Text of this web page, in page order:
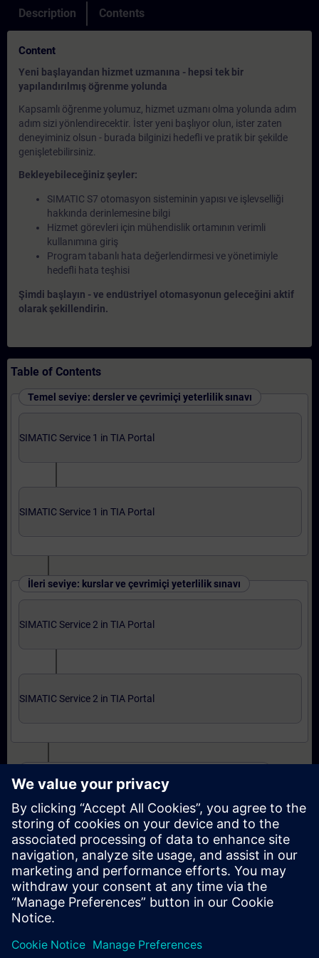
Description Contents
Content
Yeni başlayandan hizmet uzmanına - hepsi tek bir
yapılandırılmış öğrenme yolunda
Kapsamlı öğrenme yolumuz, hizmet uzmanı olma yolunda adım
adım sizi yönlendirecektir. İster yeni başlıyor olun, ister zaten
deneyiminiz olsun - burada bilginizi hedefli ve pratik bir şekilde
genişletebilirsiniz.
Bekleyebileceğiniz şeyler:
SIMATIC S7 otomasyon sisteminin yapısı ve işlevselliği
hakkında derinlemesine bilgi
Hizmet görevleri için mühendislik ortamının verimli
kullanımına giriş
Program tabanlı hata değerlendirmesi ve yönetimiyle
hedefli hata teşhisi
Şimdi başlayın - ve endüstriyel otomasyonun geleceğini aktif
olarak şekillendirin.
Table of Contents
Temel seviye: dersler ve çevrimiçi yeterlilik sınavı
SIMATIC Service 1 in TIA Portal
SIMATIC Service 1 in TIA Portal
İleri seviye: kurslar ve çevrimiçi yeterlilik sınavı
SIMATIC Service 2 in TIA Portal
SIMATIC Service 2 in TIA Portal
SIMATIC Service 3 in TIA Portal
SIMATIC Service 3 in TIA Portal